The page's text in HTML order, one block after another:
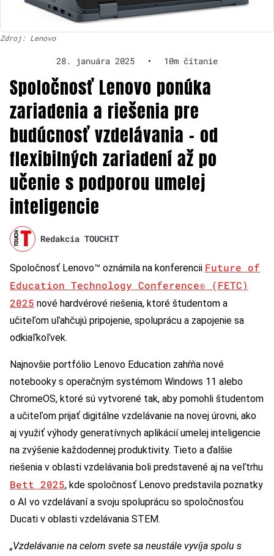
Zdroj: Lenovo
28. januára 2025 • 10m čítanie
Spoločnosť Lenovo ponúka
zariadenia a riešenia pre
budúcnosť vzdelávania – od
flexibilných zariadení až po
učenie s podporou umelej
inteligencie
Redakcia TOUCHIT
Spoločnosť Lenovo™ oznámila na konferencii Future of
Education Technology Conference® (FETC)
2025 nové hardvérové riešenia, ktoré študentom a
učiteľom uľahčujú pripojenie, spoluprácu a zapojenie sa
odkiaľkoľvek.
Najnovšie portfólio Lenovo Education zahŕňa nové
notebooky s operačným systémom Windows 11 alebo
ChromeOS, ktoré sú vytvorené tak, aby pomohli študentom
a učiteľom prijať digitálne vzdelávanie na novej úrovni, ako
aj využiť výhody generatívnych aplikácií umelej inteligencie
na zvýšenie každodennej produktivity. Tieto a ďalšie
riešenia v oblasti vzdelávania boli predstavené aj na veľtrhu
Bett 2025, kde spoločnosť Lenovo predstavila poznatky
o AI vo vzdelávaní a svoju spoluprácu so spoločnosťou
Ducati v oblasti vzdelávania STEM.
„Vzdelávanie na celom svete sa neustále vyvíja spolu s